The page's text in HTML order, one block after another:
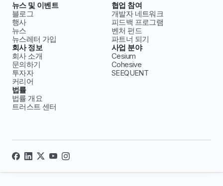
뉴스 및 이벤트
블로그
행사
뉴스
뉴스레터 가입
협업 참여
개발자 네트워크
피드백 프로그램
벤처 펀드
파트너 되기
회사 정보
회사 소개
문의하기
투자자
커리어
사업 분야
Cesium
Cohesive
SEEQUENT
법률
법률 개요
트러스트 센터